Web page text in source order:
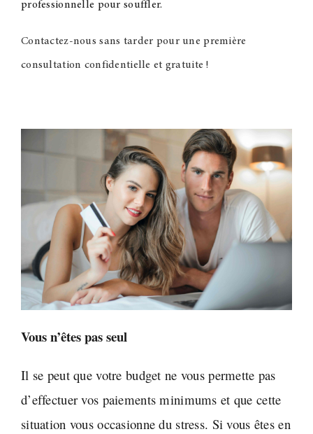
professionnelle pour souffler.
Contactez-nous sans tarder pour une première
consultation confidentielle et gratuite !
Vous n’êtes pas seul
Il se peut que votre budget ne vous permette pas
d’effectuer vos paiements minimums et que cette
situation vous occasionne du stress. Si vous êtes en